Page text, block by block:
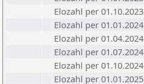
Elozahl per 01.10.2023
Elozahl per 01.01.2024
Elozahl per 01.04.2024
Elozahl per 01.07.2024
Elozahl per 01.10.2024
Elozahl per 01.01.2025